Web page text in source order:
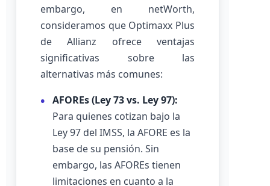
embargo, en netWorth,
consideramos que Optimaxx Plus
de Allianz ofrece ventajas
significativas sobre las
alternativas más comunes:
AFOREs (Ley 73 vs. Ley 97):
Para quienes cotizan bajo la
Ley 97 del IMSS, la AFORE es la
base de su pensión. Sin
embargo, las AFOREs tienen
limitaciones en cuanto a la